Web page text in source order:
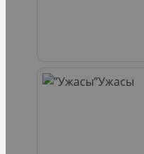
Ужасы